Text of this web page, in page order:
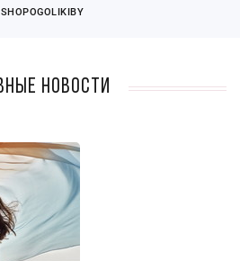
новости